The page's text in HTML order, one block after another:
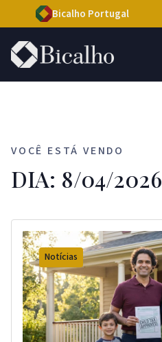
Bicalho Portugal
VOCÊ ESTÁ VENDO
DIA: 8/04/2026
Notícias